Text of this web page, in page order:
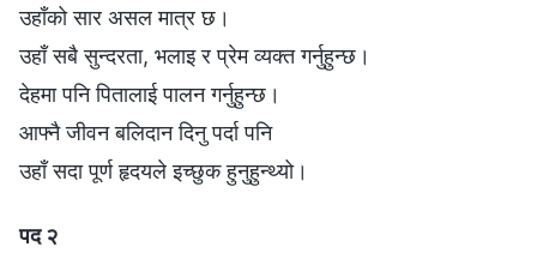
उहाँको सार असल मात्र छ।
उहाँ सबै सुन्दरता, भलाइ र प्रेम व्यक्त गर्नुहुन्छ।
देहमा पनि पितालाई पालन गर्नुहुन्छ।
आफ्नै जीवन बलिदान दिनु पर्दा पनि
उहाँ सदा पूर्ण हृदयले इच्छुक हुनुहुन्थ्यो।
पद २